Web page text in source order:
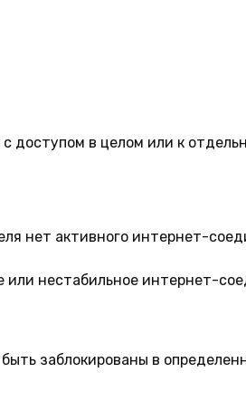
доступом в целом или к
нет активного интернет-
или нестабильное интернет-
заблокированы в